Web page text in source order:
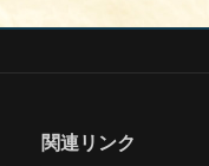
関連リンク